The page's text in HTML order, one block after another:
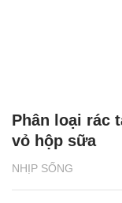
NHỊP SỐNG
Phân loại rác
vỏ hộp sữa